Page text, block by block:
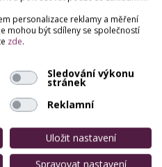
zabývající se zdravou
sestavením zdravého
hmotnosti, výživou kojících
Kazdová
a zdravý životní styl. Nemám
důležitější jsou činy. Moje
mé klienty, kterým touto…
personalizace reklamy a měření
mohou být sdíleny se společností
zde.
Sledování výkonu
stránek
Reklamní
Uložit nastavení
Spravovat nastavení